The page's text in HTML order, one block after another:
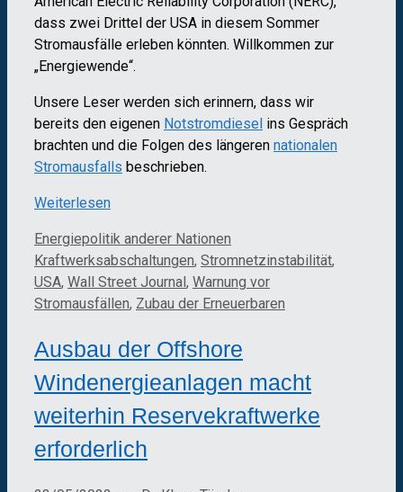
dass zwei Drittel der USA in diesem Sommer
Stromausfälle erleben könnten. Willkommen zur
„Energiewende“.
Unsere Leser werden sich erinnern, dass wir
bereits den eigenen Notstromdiesel ins Gespräch
brachten und die Folgen des längeren nationalen
Stromausfalls beschrieben.
Weiterlesen
Kategorien
Energiepolitik anderer Nationen
Kraftwerksabschaltungen, Stromnetzinstabilität,
USA, Wall Street Journal, Warnung vor
Stromausfällen, Zubau der Erneuerbaren
Ausbau der Offshore
Windenergieanlagen macht
weiterhin Reservekraftwerke
erforderlich